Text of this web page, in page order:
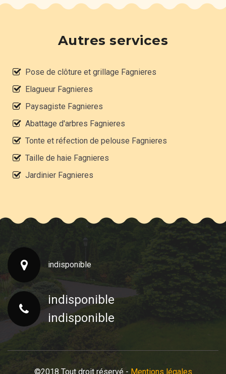
Autres services
Pose de clôture et grillage Fagnieres
Elagueur Fagnieres
Paysagiste Fagnieres
Abattage d'arbres Fagnieres
Tonte et réfection de pelouse Fagnieres
Taille de haie Fagnieres
Jardinier Fagnieres
indisponible
indisponible
indisponible
©2018 Tout droit réservé - Mentions légales